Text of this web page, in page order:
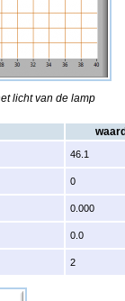
licht van de lamp
46.1
0
0.000
0.0
2